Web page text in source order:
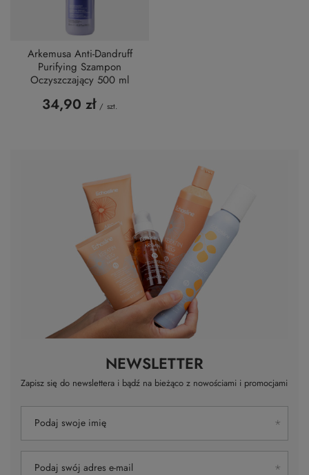
Arkemusa Anti-Dandruff
Purifying Szampon
Oczyszczający 500 ml
34,90 zł / szt.
NEWSLETTER
Zapisz się do newslettera i bądź na bieżąco z nowościami i promocjami
Podaj swoje imię
Podaj swój adres e-mail